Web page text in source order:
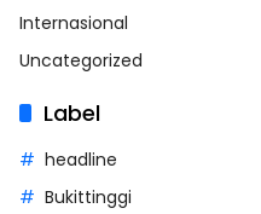
Internasional
Uncategorized
Label
headline
Bukittinggi